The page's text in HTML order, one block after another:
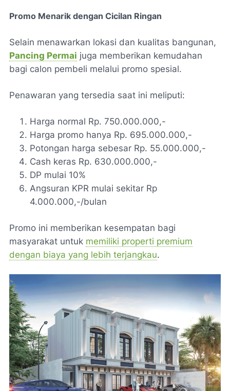
Promo Menarik dengan Cicilan Ringan
Selain menawarkan lokasi dan kualitas bangunan,
Pancing Permai juga memberikan kemudahan
bagi calon pembeli melalui promo spesial.
Penawaran yang tersedia saat ini meliputi:
Harga normal Rp. 750.000.000,-
Harga promo hanya Rp. 695.000.000,-
Potongan harga sebesar Rp. 55.000.000,-
Cash keras Rp. 630.000.000,-
DP mulai 10%
Angsuran KPR mulai sekitar Rp
4.000.000,-/bulan
Promo ini memberikan kesempatan bagi
masyarakat untuk memiliki properti premium
dengan biaya yang lebih terjangkau.